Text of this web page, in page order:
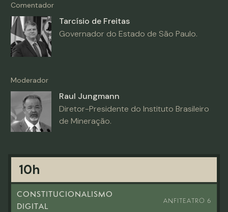
Comentador
Tarcísio de Freitas
Governador do Estado de São Paulo.
Moderador
Raul Jungmann
Diretor-Presidente do Instituto Brasileiro
de Mineração.
10h
CONSTITUCIONALISMO
DIGITAL
ANFITEATRO 6